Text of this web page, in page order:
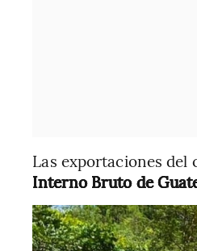
Las exportaciones del
Interno Bruto de